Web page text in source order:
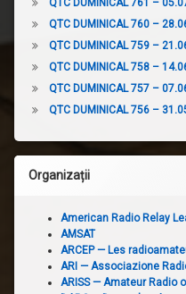
QTC DUMINICAL 760 –
QTC DUMINICAL 759 –
QTC DUMINICAL 758 –
QTC DUMINICAL 757 –
QTC DUMINICAL 756 –
Organizații
American Radio Relay
AMSAT
ARCEP — Les
ARI — Associazione
ARISS — Amateur Radio